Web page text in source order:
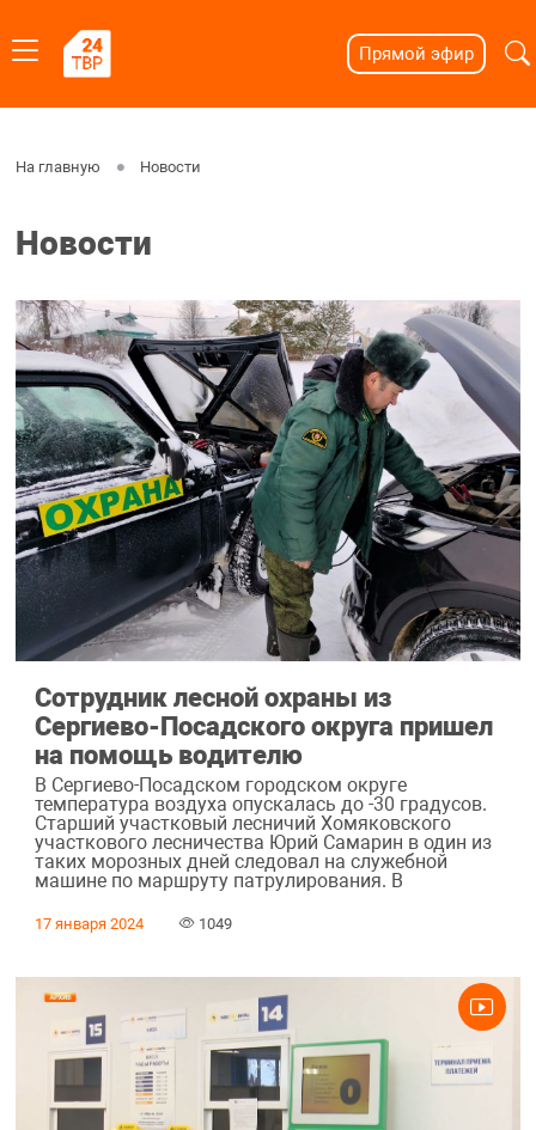
Прямой эфир
На главную Новости
Новости
Сотрудник лесной охраны из
Сергиево-Посадского округа пришел
на помощь водителю
В Сергиево-Посадском городском округе
температура воздуха опускалась до -30 градусов.
Старший участковый лесничий Хомяковского
участкового лесничества Юрий Самарин в один из
таких морозных дней следовал на служебной
машине по маршруту патрулирования. В
17 января 2024 1049